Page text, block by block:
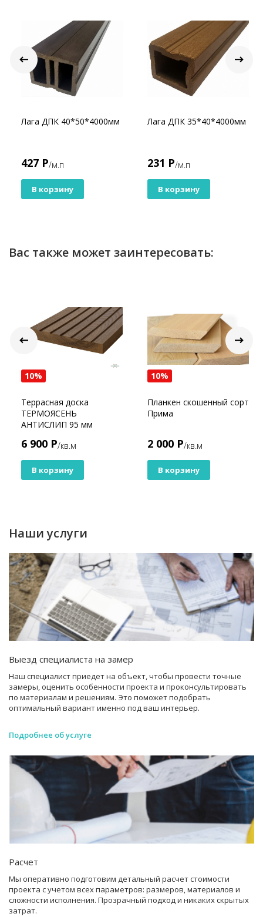
Лага ДПК 40*50*4000мм
427 Р/м.п
В корзину
Лага ДПК 35*40*4000мм
231 Р/м.п
В корзину
Вас также может заинтересовать:
10%
Террасная доска
ТЕРМОЯСЕНЬ
АНТИСЛИП 95 мм
6 900 Р/кв.м
В корзину
10%
Планкен скошенный сорт
Прима
2 000 Р/кв.м
В корзину
Наши услуги
Выезд специалиста на замер
Наш специалист приедет на объект, чтобы провести точные
замеры, оценить особенности проекта и проконсультировать
по материалам и решениям. Это поможет подобрать
оптимальный вариант именно под ваш интерьер.
Подробнее об услуге
Расчет
Мы оперативно подготовим детальный расчет стоимости
проекта с учетом всех параметров: размеров, материалов и
сложности исполнения. Прозрачный подход и никаких скрытых
затрат.